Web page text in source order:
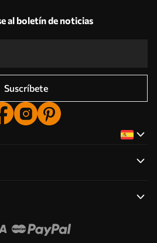
al boletín de noticias
Suscríbete